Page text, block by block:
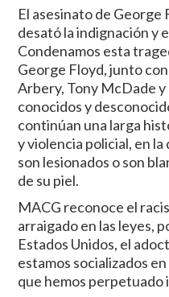
El asesinato de George
desató la indignación y
Condenamos esta
George Floyd, junto
Arbery, Tony McDade
conocidos y
continúan una larga
y violencia policial, en
son lesionados o son
de su piel.
MACG reconoce el
arraigado en las leyes,
Estados Unidos, el
estamos socializados
que hemos